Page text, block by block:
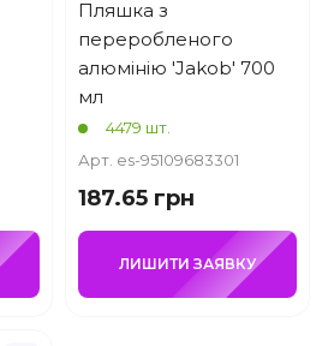
Пляшка з
переробленого
алюмінію 'Jakob' 700
мл
4479 шт.
Арт. es-95109683301
187.65 грн
ЛИШИТИ ЗАЯВКУ